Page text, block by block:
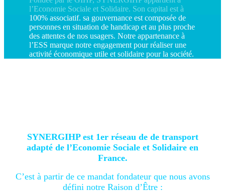
l’Economie Sociale et Solidaire. Son capital est à
100% associatif. sa gouvernance est composée de
personnes en situation de handicap et au plus proche
des attentes de nos usagers. Notre appartenance à
l’ESS marque notre engagement pour réaliser une
activité économique utile et solidaire pour la société.
SYNERGIHP est 1er réseau de de transport
adapté de l’Economie Sociale et Solidaire en
France.
C’est à partir de ce mandat fondateur que nous avons
défini notre Raison d’Être :